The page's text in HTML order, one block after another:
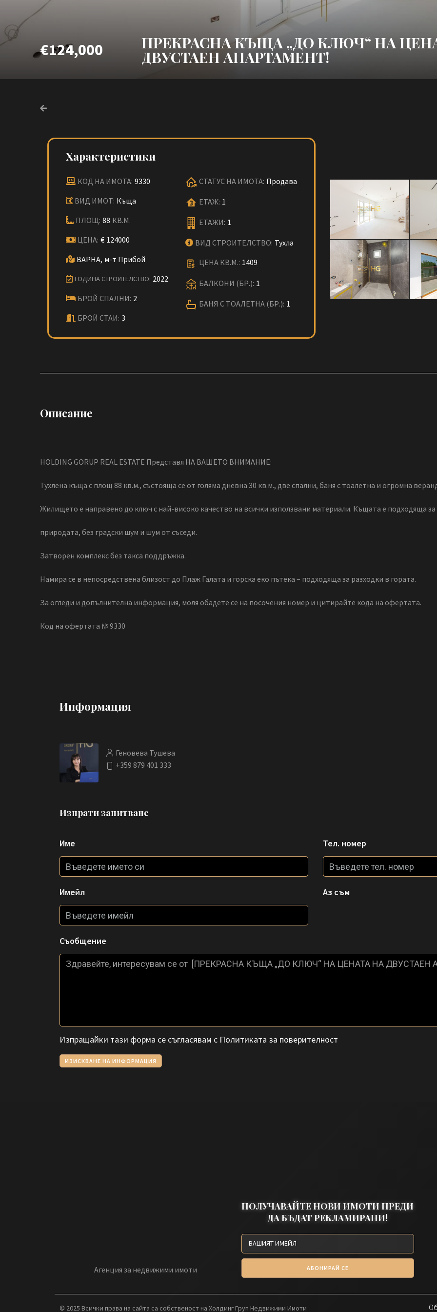
€124,000 ПРЕКРАСНА КЪЩА „ДО КЛЮЧ“ НА
ДВУСТАЕН АПАРТАМЕНТ!
Характеристики
КОД НА ИМОТА: 9330
ВИД ИМОТ: Къща
ПЛОЩ: 88 КВ.М.
ЦЕНА: € 124000
ВАРНА, м-т Прибой
ГОДИНА СТРОИТЕЛСТВО: 2022
БРОЙ СПАЛНИ: 2
БРОЙ СТАИ: 3
СТАТУС НА ИМОТА: Продава
ЕТАЖ: 1
ЕТАЖИ: 1
ВИД СТРОИТЕЛСТВО: Тухла
ЦЕНА КВ.М.: 1409
БАЛКОНИ (БР.): 1
БАНЯ С ТОАЛЕТНА (БР.): 1
Описание
HOLDING GORUP REAL ESTATE Представя НА ВАШЕТО ВНИМАНИЕ:
Тухлена къща с площ 88 кв.м., състояща се от голяма дневна 30 кв.м., две спални, баня с тоалетна и огромна
Жилището е направено до ключ с най-високо качество на всички използвани материали. Къщата е подходяща
природата, без градски шум и шум от съседи.
Затворен комплекс без такса поддръжка.
Намира се в непосредствена близост до Плаж Галата и горска еко пътека – подходяща за разходки в гората.
За огледи и допълнителна информация, моля обадете се на посочения номер и цитирайте кода на офертата.
Код на офертата № 9330
Информация
Геновева Тушева
+359 879 401 333
Изпрати запитване
Име Тел. номер
Имейл Аз съм
Съобщение
Изпращайки тази форма се съгласявам с Политиката за поверителност
ИЗИСКВАНЕ НА ИНФОРМАЦИЯ
Агенция за недвижими имоти
ПОЛУЧАВАЙТЕ НОВИ ИМОТИ ПРЕДИ
ДА БЪДАТ РЕКЛАМИРАНИ!
АБОНИРАЙ СЕ
© 2025 Всички права на сайта са собственост на Холдинг Груп Недвижими Имоти